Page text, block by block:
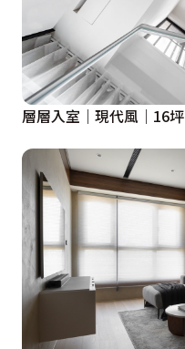
層層入室｜現代風｜16坪